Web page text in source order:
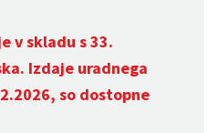
v skladu s 33.
Izdaje uradnega
so dostopne